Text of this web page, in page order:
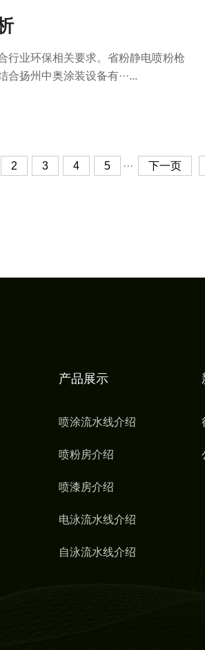
行业环保相关要求。省粉静电喷粉枪
扬州中奥涂装设备有···...
2 3 4 5 ··· 下一页
产品展示
喷涂流水线介绍
喷粉房介绍
喷漆房介绍
电泳流水线介绍
自泳流水线介绍